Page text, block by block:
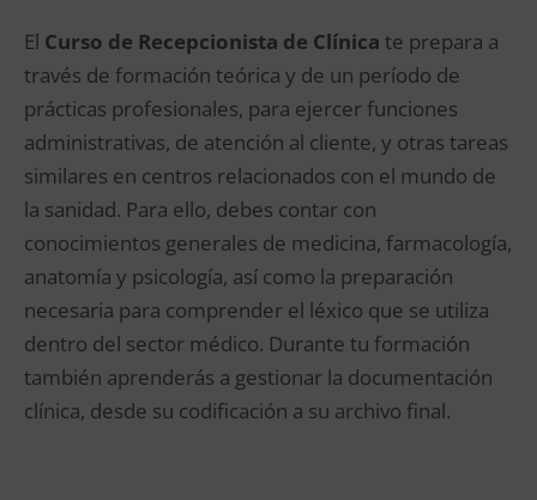
El Curso de Recepcionista de Clínica te prepara a
través de formación teórica y de un período de
prácticas profesionales, para ejercer funciones
administrativas, de atención al cliente, y otras tareas
similares en centros relacionados con el mundo de
la sanidad. Para ello, debes contar con
conocimientos generales de medicina, farmacología,
anatomía y psicología, así como la preparación
necesaria para comprender el léxico que se utiliza
dentro del sector médico. Durante tu formación
también aprenderás a gestionar la documentación
clínica, desde su codificación a su archivo final.